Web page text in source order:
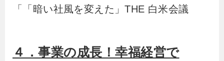
「「暗い社風を変えた」THE 白米会議
４．事業の成長！幸福経営で